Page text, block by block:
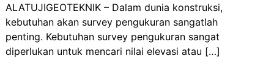
ALATUJIGEOTEKNIK – Dalam dunia konstruksi,
kebutuhan akan survey pengukuran sangatlah
penting. Kebutuhan survey pengukuran sangat
diperlukan untuk mencari nilai elevasi atau […]